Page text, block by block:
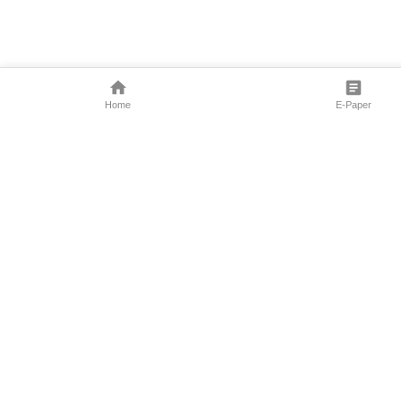
Home E-Paper